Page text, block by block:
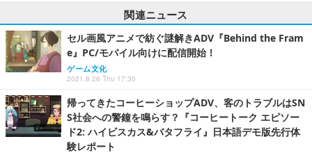
関連ニュース
セル画風アニメで紡ぐ謎解きADV『Behind the Fram
e』PC/モバイル向けに配信開始！
ゲーム文化
2021.8.26 Thu 17:30
帰ってきたコーヒーショップADV、客のトラブルはSN
S社会への警鐘を鳴らす？『コーヒートーク エピソー
ド2: ハイビスカス&バタフライ』日本語デモ版先行体
験レポート